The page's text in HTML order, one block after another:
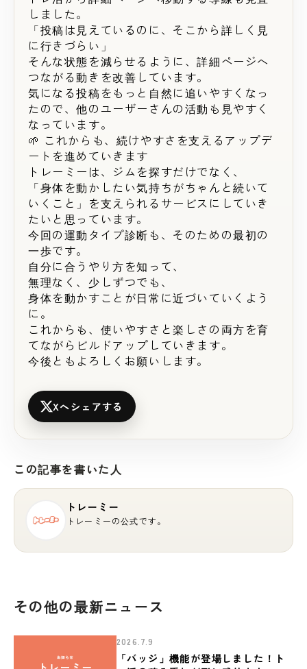
しました。
「投稿は見えているのに、そこから詳しく見
に行きづらい」
そんな状態を減らせるように、詳細ページへ
つながる動きを改善しています。
気になる投稿をもっと自然に追いやすくなっ
たので、他のユーザーさんの活動も見やすく
なっています。
🌱 これからも、続けやすさを支えるアップデ
ートを進めていきます
トレーミーは、ジムを探すだけでなく、
「身体を動かしたい気持ちがちゃんと続いて
いくこと」を支えられるサービスにしていき
たいと思っています。
今回の運動タイプ診断も、そのための最初の
一歩です。
自分に合うやり方を知って、
無理なく、少しずつでも、
身体を動かすことが日常に近づいていくよう
に。
これからも、使いやすさと楽しさの両方を育
てながらビルドアップしていきます。
今後ともよろしくお願いします。
Xへシェアする
この記事を書いた人
トレーミー
トレーミーの公式です。
その他の最新ニュース
2026.7.9
「バッジ」機能が登場しました！ト